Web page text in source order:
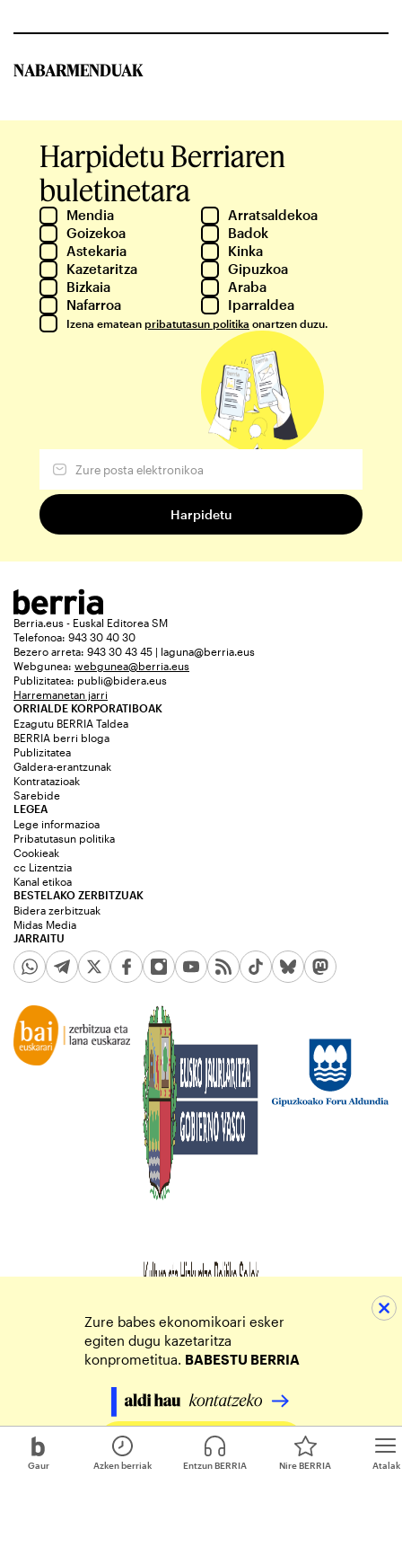
Gaur Atalak
Azken berriak Entzun BERRIA Nire BERRIA
NABARMENDUAK
Harpidetu Berriaren
buletinetara
Mendia
Arratsaldekoa
Goizekoa
Badok
Astekaria
Kinka
Kazetaritza
Gipuzkoa
Bizkaia
Araba
Nafarroa
Iparraldea
Izena ematean pribatutasun politika onartzen duzu.
Berria.eus - Euskal Editorea SM
Telefonoa: 943 30 40 30
Bezero arreta: 943 30 43 45 | laguna@berria.eus
Webgunea: webgunea@berria.eus
Publizitatea: publi@bidera.eus
Harremanetan jarri
ORRIALDE KORPORATIBOAK
Ezagutu BERRIA Taldea
BERRIA berri bloga
Publizitatea
Galdera-erantzunak
Kontratazioak
Sarebide
JARRAITU
LEGEA
Lege informazioa
Pribatutasun politika
Cookieak
cc Lizentzia
Kanal etikoa
BESTELAKO ZERBITZUAK
Bidera zerbitzuak
Midas Media
Zure babes ekonomikoari esker
egiten dugu kazetaritza
konprometitua. BABESTU BERRIA
Egin zure ekarpena